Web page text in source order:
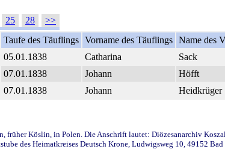
25 28
>>
Taufe des Täuflings Vorname des Täuflings Name des
05.01.1838 Catharina Sack
07.01.1838 Johann Höfft
07.01.1838 Johann Heidkrüger
Köslin, in Polen. Die Anschrift lautet: Diözesanarchiv
des Heimatkreises Deutsch Krone, Ludwigsweg 10, 49152